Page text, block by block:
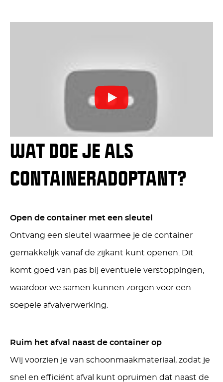
WAT DOE JE ALS
CONTAINERADOPTANT?
Open de container met een sleutel
Ontvang een sleutel waarmee je de container
gemakkelijk vanaf de zijkant kunt openen. Dit
komt goed van pas bij eventuele verstoppingen,
waardoor we samen kunnen zorgen voor een
soepele afvalverwerking.
Ruim het afval naast de container op
Wij voorzien je van schoonmaakmateriaal, zodat je
snel en efficiënt afval kunt opruimen dat naast de